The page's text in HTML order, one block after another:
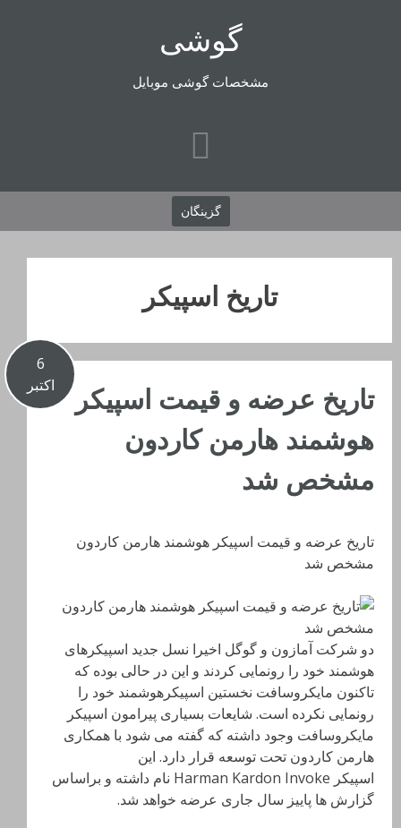
گوشی
مشخصات گوشی موبایل
گزینگان
تاریخ اسپیکر
6
اکتبر
تاریخ عرضه و قیمت اسپیکر
هوشمند هارمن کاردون
مشخص شد
تاریخ عرضه و قیمت اسپیکر هوشمند هارمن کاردون
مشخص شد
دو شرکت آمازون و گوگل اخیرا نسل جدید اسپیکرهای
هوشمند خود را رونمایی کردند و این در حالی بوده که
تاکنون مایکروسافت نخستین اسپیکرهوشمند خود را
رونمایی نکرده است. شایعات بسیاری پیرامون اسپیکر
مایکروسافت وجود داشته که گفته می شود با همکاری
هارمن کاردون تحت توسعه قرار دارد. این
اسپیکر Harman Kardon Invoke نام داشته و براساس
گزارش ها پاییز سال جاری عرضه خواهد شد.